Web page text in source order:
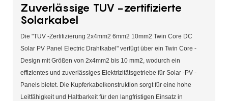
Zuverlässige TUV -zertifizierte
Solarkabel
Die "TUV -Zertifizierung 2x4mm2 6mm2 10mm2 Twin Core DC
Solar PV Panel Electric Drahtkabel" verfügt über ein Twin Core -
Design mit Größen von 2x4mm2 bis 10 mm2, wodurch ein
effizientes und zuverlässiges Elektrizitätsgetriebe für Solar -PV -
Panels bietet. Die Kupferkabelkonstruktion sorgt für eine hohe
Leitfähigkeit und Haltbarkeit für den langfristigen Einsatz in